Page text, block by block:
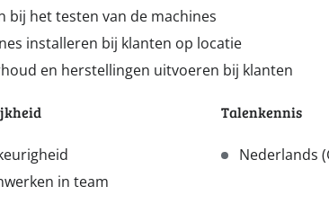
bij het testen van de machines
installeren bij klanten op locatie
en herstellingen uitvoeren bij klanten
in team
Talenkennis
Nederlands